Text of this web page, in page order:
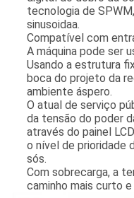
tecnologia de
sinusoidaa.
Compatível com
A máquina pode ser
Usando a estrutura
boca do projeto da
ambiente áspero.
O atual de serviço
da tensão do poder
através do painel
o nível de prioridade
sós.
Com sobrecarga, a
caminho mais curto